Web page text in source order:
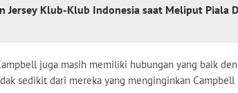
Jersey Klub-Klub Indonesia saat Meliput Piala
juga masih memiliki hubungan yang baik
sedikit dari mereka yang menginginkan